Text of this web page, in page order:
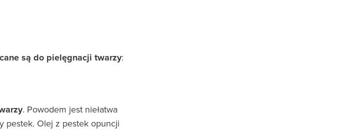
są do pielęgnacji twarzy:
. Powodem jest niełatwa
pestek. Olej z pestek opuncji